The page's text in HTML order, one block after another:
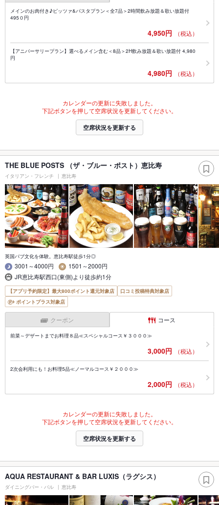
メインのお肉付き♪ピッツァ&パスタプラン＜全7品＞2時間飲み放題＆歌い放題付
495０円
4,950円 （税込）
【アニバーサリープラン】選べるメイン含む＜8品＞2H飲み放題＆歌い放題付 4,980
円
4,980円 （税込）
カレンダーの更新に失敗しました。
下記ボタンを押して空席状況を更新してください。
空席状況を更新する
THE BLUE POSTS （ザ・ブルー・ポスト）恵比寿
イタリアン・フレンチ 恵比寿
英国パブ文化を体験。恵比寿駅徒歩1分◎
3001～4000円
1501～2000円
JR恵比寿駅西口(東側)より徒歩約1分
【アプリ予約限定】最大800ポイント還元対象店
口コミ投稿特典対象店
ポイントプラス対象店
クーポン コース
前菜～デザートまでお料理８品≪スペシャルコース￥３０００≫
3,000円 （税込）
2次会利用にも！お料理5品≪ノーマルコース￥２０００≫
2,000円 （税込）
カレンダーの更新に失敗しました。
下記ボタンを押して空席状況を更新してください。
空席状況を更新する
AQUA RESTAURANT & BAR LUXIS（ラグシス）
ダイニングバー・バル 恵比寿